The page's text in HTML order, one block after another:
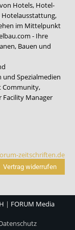
Hotels, Hotel-
im Mittelpunkt
- Ihre
Bauen und
Spezialmedien
Community,
Facility Manager
zeitschriften.de
Vertrag widerrufen
| FORUM Media